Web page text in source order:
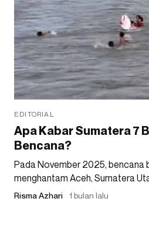
EDITORIAL
Apa Kabar Sumatera 7
Bencana?
Pada November 2025, bencana
menghantam Aceh, Sumatera
Risma Azhari 1 bulan lalu